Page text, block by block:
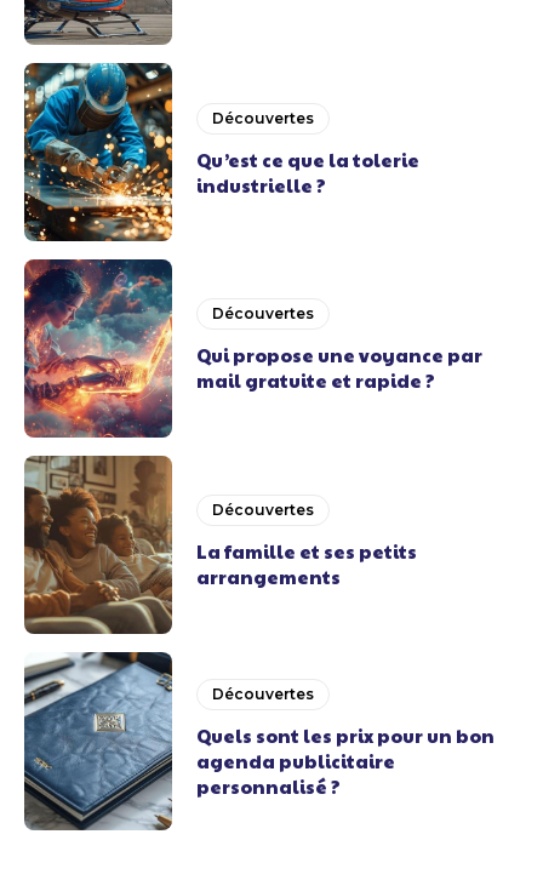
Découvertes
Qu’est ce que la tolerie
industrielle ?
Découvertes
Qui propose une voyance par
mail gratuite et rapide ?
Découvertes
La famille et ses petits
arrangements
Découvertes
Quels sont les prix pour un bon
agenda publicitaire
personnalisé ?